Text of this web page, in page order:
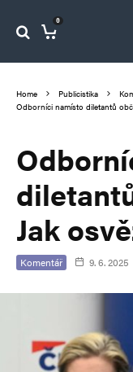
0
Home Publicistika
Odborníci namísto diletantů
Jak
Komentář 9. 6. 2025